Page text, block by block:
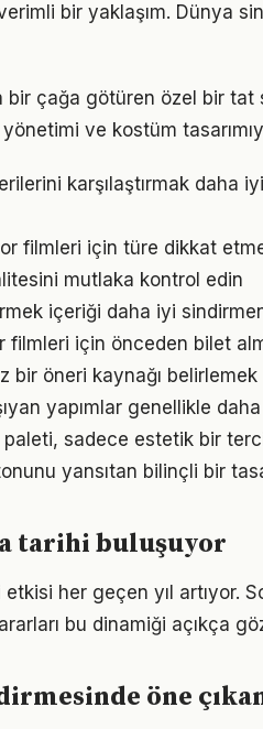
bir yaklaşım. Dünya
bir çağa götüren özel bir
yönetimi ve kostüm
karşılaştırmak daha
filmleri için türe dikkat
mutlaka kontrol edin
içeriği daha iyi
filmleri için önceden bilet
bir öneri kaynağı
yapımlar genellikle daha
paleti, sadece estetik bir
yansıtan bilinçli bir
tarihi buluşuyor
her geçen yıl artıyor.
bu dinamiği açıkça
öne